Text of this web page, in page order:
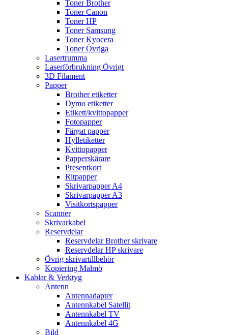
Toner Brother
Toner Canon
Toner HP
Toner Samsung
Toner Kyocera
Toner Övriga
Lasertrumma
Laserförbrukning Övrigt
3D Filament
Papper
Brother etiketter
Dymo etiketter
Etikett/kvittopapper
Fotopapper
Färgat papper
Hylletiketter
Kvittopapper
Papperskärare
Presentkort
Ritpapper
Skrivarpapper A4
Skrivarpapper A3
Visitkortspapper
Scanner
Skrivarkabel
Reservdelar
Reservdelar Brother skrivare
Reservdelar HP skrivare
Övrig skrivartillbehör
Kopiering Malmö
Kablar & Verktyg
Antenn
Antennadapter
Antennkabel Satellit
Antennkabel TV
Antennkabel 4G
Bild